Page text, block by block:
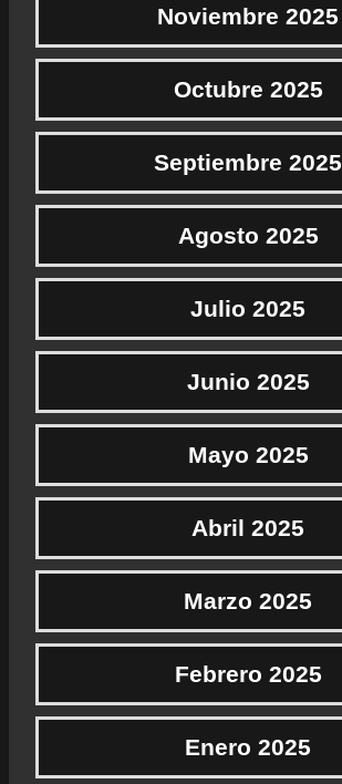
Noviembre 2025
Octubre 2025
Septiembre 2025
Agosto 2025
Julio 2025
Junio 2025
Mayo 2025
Abril 2025
Marzo 2025
Febrero 2025
Enero 2025